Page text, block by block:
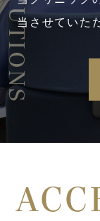
当させていた